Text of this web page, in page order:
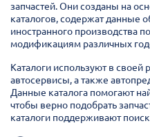
запчастей. Они созданы на
каталогов, содержат данные
иностранного производства
модификациям различных
Каталоги используют в своей
автосервисы, а также
Данные каталога помогают
чтобы верно подобрать
каталоги поддерживают